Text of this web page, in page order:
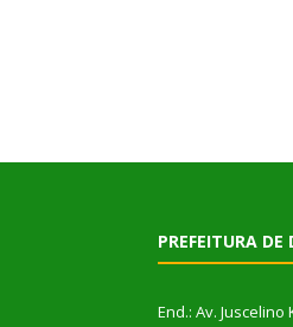
PREFEITURA DE
End.: Av. Juscelino